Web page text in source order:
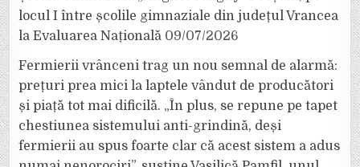
locul I între școlile gimnaziale din județul Vrancea
la Evaluarea Națională 09/07/2026
Fermierii vrânceni trag un nou semnal de alarmă:
prețuri prea mici la laptele vândut de producători
și piață tot mai dificilă. „În plus, se repune pe tapet
chestiunea sistemului anti-grindină, deși
fermierii au spus foarte clar că acest sistem a adus